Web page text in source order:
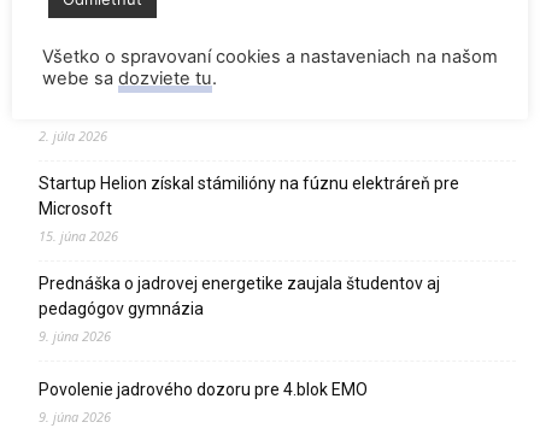
Zomrel Miroslav Jakabovič
Palivo v Mochovciach 4: Slovensko upevňuje pozíciu medzi
2. júla 2026
Startup Helion získal stámilióny na fúznu elektráreň pre
Microsoft
15. júna 2026
Prednáška o jadrovej energetike zaujala študentov aj
pedagógov gymnázia
9. júna 2026
Povolenie jadrového dozoru pre 4.blok EMO
9. júna 2026
Všetko o spravovaní cookies a nastaveniach na našom
webe sa dozviete tu.